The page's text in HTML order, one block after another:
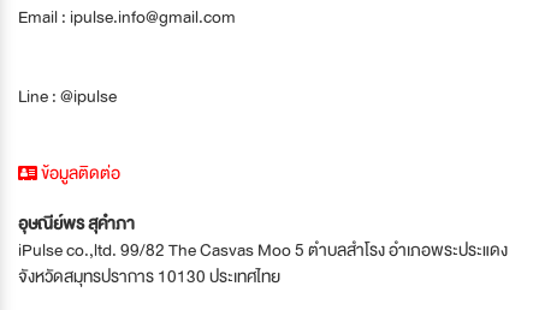
Email : ipulse.info@gmail.com
Line : @ipulse
ข้อมูลติดต่อ
อุษณีย์พร สุคำภา
iPulse co.,ltd. 99/82 The Casvas Moo 5 ตำบลสำโรง อำเภอพระประแดง
จังหวัดสมุทรปราการ 10130 ประเทศไทย